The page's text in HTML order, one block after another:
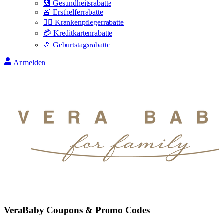
🏥 Gesundheitsrabatte
🚨 Ersthelferrabatte
👩‍⚕️ Krankenpflegerrabatte
💳 Kreditkartenrabatte
🎉 Geburtstagsrabatte
Anmelden
VeraBaby Coupons & Promo Codes